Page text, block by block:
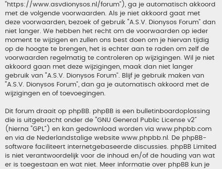
“https://www.asvdionysos.nl/forum”), ga je automatisch akkoord
met de volgende voorwaarden. Als je niet akkoord gaat met
deze voorwaarden, bezoek of gebruik “A.S.V. Dionysos Forum” dan
niet langer. We hebben het recht om de voorwaarden op ieder
moment te wijzigen en zullen ons best doen om je hiervan tijdig
op de hoogte te brengen, het is echter aan te raden om zelf de
voorwaarden regelmatig te controleren op wijzigingen. Wil je niet
akkoord gaan met deze wijzigingen, maak dan niet langer
gebruik van “A.S.V. Dionysos Forum”. Blijf je gebruik maken van
“A.S.V. Dionysos Forum”, dan ga je automatisch akkoord met de
wijzigingen en of toevoegingen.
Dit forum draait op phpBB. phpBB is een bulletinboardoplossing
die is uitgebracht onder de “GNU General Public License v2”
(hierna “GPL”) en kan gedownload worden via www.phpbb.com
en via de Nederlandstalige website www.phpbb.nl . De phpBB-
software faciliteert internetgebaseerde discussies. phpBB Limited
is niet verantwoordelijk voor de inhoud en/of de houding van wat
er is toegestaan en wat niet. Meer informatie over phpBB kun je